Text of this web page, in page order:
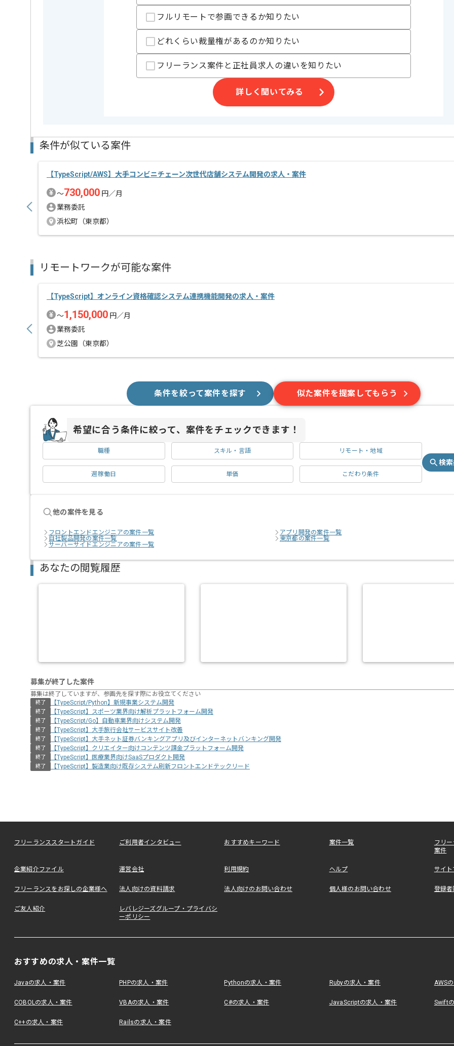
セールスイネーブルメントのコンサルティングサービス、AI関連開発事業等
を展開している企業でございます。
今回はエンタープライズ向けBtoBWebアプリケーションシニアエンジニア案件
TypeScriptを用いた開発経験を活かしたい方にお勧めです。
基本的にはフルリモートでの作業を見込んでおります。
フルリモートで参画できるか知りたい
どれくらい裁量権があるのか知りたい
フリーランス案件と正社員求人の違いを知りたい
詳しく聞いてみる
条件が似ている案件
【TypeScript/AWS】大手コンビニチェーン次世代店舗システム開発の求人・案件
〜730,000 円／月
業務委託
浜松町（東京都）
リモートワークが可能な案件
【TypeScript】オンライン資格確認システム連携機能開発の求人・案件
〜1,150,000 円／月
業務委託
芝公園（東京都）
条件を絞って案件を探す 似た案件を提案してもらう
希望に合う条件に絞って、案件をチェックできます！
職種 スキル・言語 リモート・地域
週稼働日 単価 こだわり条件
検
他の案件を見る
フロントエンドエンジニアの案件一覧
アプリ開発の案件一覧
自社製品開発の案件一覧
東京都の案件一覧
サーバーサイドエンジニアの案件一覧
あなたの閲覧履歴
募集が終了した案件
募集は終了していますが、参画先を探す際にお役立てください
終了 【TypeScript/Python】新規事業システム開発
終了 【TypeScript】スポーツ業界向け解析プラットフォーム開発
終了 【TypeScript/Go】自動車業界向けシステム開発
終了 【TypeScript】大手旅行会社サービスサイト改善
終了 【TypeScript】大手ネット証券バンキングアプリ及びインターネットバンキング開発
終了 【TypeScript】クリエイター向けコンテンツ課金プラットフォーム開発
終了 【TypeScript】医療業界向けSaaSプロダクト開発
終了 【TypeScript】製造業向け既存システム刷新フロントエンドテックリード
フリーランススタートガイド ご利用者インタビュー おすすめキーワード 案件一覧
フリ
案件
企業紹介ファイル 運営会社 利用規約 ヘルプ サイ
フリーランスをお探しの企業様へ 法人向けの資料請求 法人向けのお問い合わせ 個人様のお問い合わせ 登録
ご友人紹介
レバレジーズグループ・プライバシ
ーポリシー
おすすめの求人・案件一覧
Javaの求人・案件 PHPの求人・案件 Pythonの求人・案件 Rubyの求人・案件 AWS
COBOLの求人・案件 VBAの求人・案件 C#の求人・案件 JavaScriptの求人・案件 Swift
C++の求人・案件 Railsの求人・案件